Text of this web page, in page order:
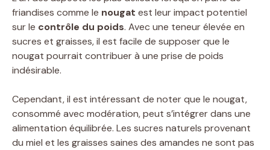
friandises comme le nougat est leur impact potentiel
sur le contrôle du poids. Avec une teneur élevée en
sucres et graisses, il est facile de supposer que le
nougat pourrait contribuer à une prise de poids
indésirable.
Cependant, il est intéressant de noter que le nougat,
consommé avec modération, peut s’intégrer dans une
alimentation équilibrée. Les sucres naturels provenant
du miel et les graisses saines des amandes ne sont pas